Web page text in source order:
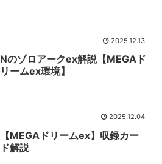
2025.12.13
Nのゾロアークex解説【MEGAド
リームex環境】
2025.12.04
【MEGAドリームex】収録カー
ド解説